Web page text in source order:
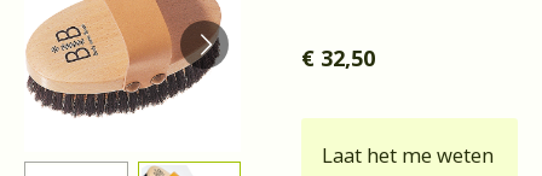
€ 32,50
Laat het me weten